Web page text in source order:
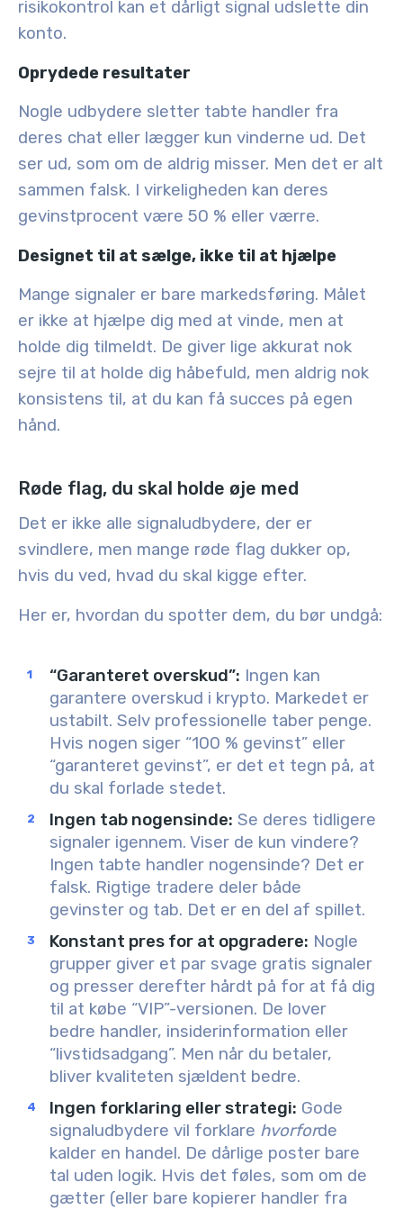
risikokontrol kan et dårligt signal udslette din
konto.
Oprydede resultater
Nogle udbydere sletter tabte handler fra
deres chat eller lægger kun vinderne ud. Det
ser ud, som om de aldrig misser. Men det er alt
sammen falsk. I virkeligheden kan deres
gevinstprocent være 50 % eller værre.
Designet til at sælge, ikke til at hjælpe
Mange signaler er bare markedsføring. Målet
er ikke at hjælpe dig med at vinde, men at
holde dig tilmeldt. De giver lige akkurat nok
sejre til at holde dig håbefuld, men aldrig nok
konsistens til, at du kan få succes på egen
hånd.
Røde flag, du skal holde øje med
Det er ikke alle signaludbydere, der er
svindlere, men mange røde flag dukker op,
hvis du ved, hvad du skal kigge efter.
Her er, hvordan du spotter dem, du bør undgå:
“Garanteret overskud”: Ingen kan
garantere overskud i krypto. Markedet er
ustabilt. Selv professionelle taber penge.
Hvis nogen siger “100 % gevinst” eller
“garanteret gevinst”, er det et tegn på, at
du skal forlade stedet.
Ingen tab nogensinde: Se deres tidligere
signaler igennem. Viser de kun vindere?
Ingen tabte handler nogensinde? Det er
falsk. Rigtige tradere deler både
gevinster og tab. Det er en del af spillet.
Konstant pres for at opgradere: Nogle
grupper giver et par svage gratis signaler
og presser derefter hårdt på for at få dig
til at købe “VIP”-versionen. De lover
bedre handler, insiderinformation eller
“livstidsadgang”. Men når du betaler,
bliver kvaliteten sjældent bedre.
Ingen forklaring eller strategi: Gode
signaludbydere vil forklare hvorforde
kalder en handel. De dårlige poster bare
tal uden logik. Hvis det føles, som om de
gætter (eller bare kopierer handler fra